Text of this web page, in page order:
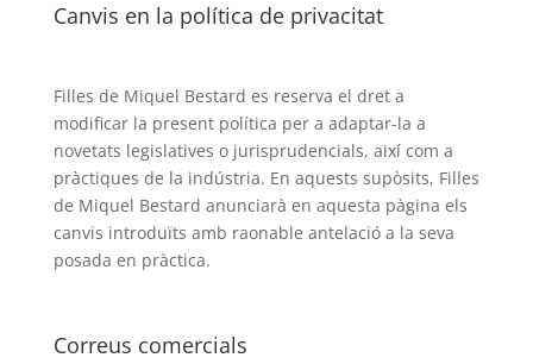
Canvis en la política de privacitat
Filles de Miquel Bestard es reserva el dret a
modificar la present política per a adaptar-la a
novetats legislatives o jurisprudencials, així com a
pràctiques de la indústria. En aquests supòsits, Filles
de Miquel Bestard anunciarà en aquesta pàgina els
canvis introduïts amb raonable antelació a la seva
posada en pràctica.
Correus comercials